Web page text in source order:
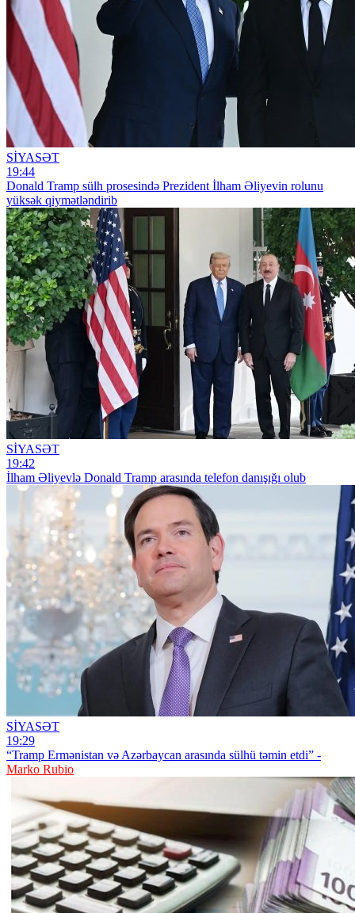
SİYASƏT
19:44
Donald Tramp sülh prosesində Prezident İlham Əliyevin rolunu
yüksək qiymətləndirib
SİYASƏT
19:42
İlham Əliyevlə Donald Tramp arasında telefon danışığı olub
SİYASƏT
19:29
“Tramp Ermənistan və Azərbaycan arasında sülhü təmin etdi” -
Marko Rubio